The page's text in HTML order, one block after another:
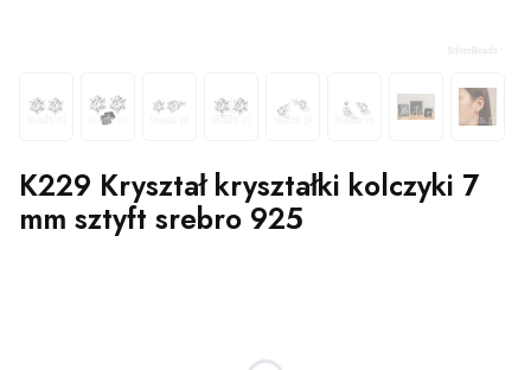
K229 Kryształ kryształki kolczyki 7
mm sztyft srebro 925